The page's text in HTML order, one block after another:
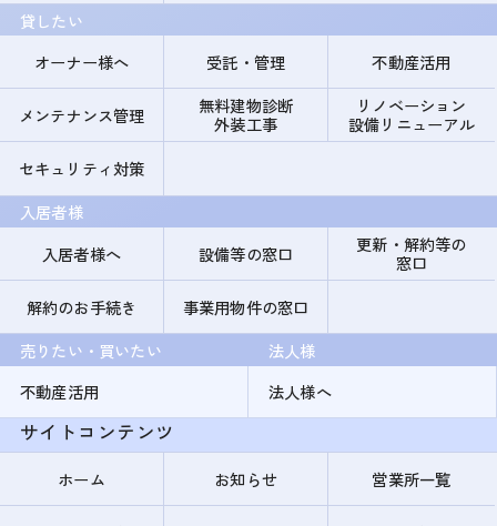
貸したい
オーナー様へ
受託・管理 不動産活用
メンテナンス管理
無料建物診断
外装工事
リノベーション
設備リニューアル
セキュリティ対策
入居者様
入居者様へ
設備等の窓口
更新・解約等の
窓口
解約のお手続き
事業用物件の窓口
売りたい・買いたい
不動産活用
法人様
法人様へ
サイトコンテンツ
ホーム お知らせ 営業所一覧